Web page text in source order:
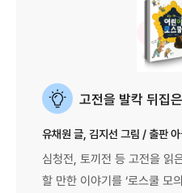
고전을 발칵 뒤집
유채원 글, 김지선 그림 / 출판
심청전, 토끼전 등 고전을 읽
할 만한 이야기를 ‘로스쿨 모